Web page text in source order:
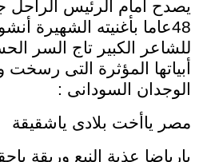
يصدح أمام الرئيس الراحل
48عاما بأغنيته الشهيرة
للشاعر الكبير تاج السر
أبياتها المؤثرة التى
الوجدان السودانى :
مصر ياأخت بلادى ياشقيقة
يارياضا عذبة النبع وريقة